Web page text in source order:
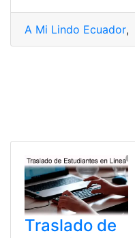
A Mi Lindo Ecuador,
Traslado de